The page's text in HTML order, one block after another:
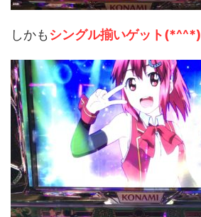
しかも シングル揃いゲット(*^^*)